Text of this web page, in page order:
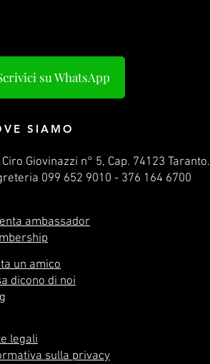
su WhatsApp
SIAMO
Giovinazzi n° 5, Cap. 74123 Taranto.
099 652 9010 - 376 164 6700
ambassador
un amico
dicono di noi
legali
sulla privacy